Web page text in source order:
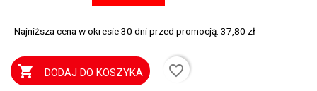
Najniższa cena w okresie 30 dni przed promocją: 37,80 zł
 DODAJ DO KOSZYKA favorite_border